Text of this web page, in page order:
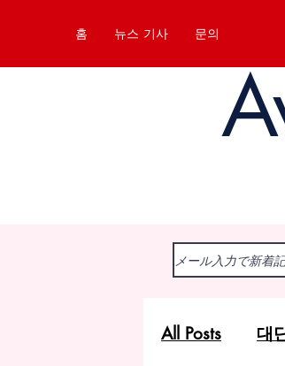
홈 뉴스 기사 문의
All Posts 대